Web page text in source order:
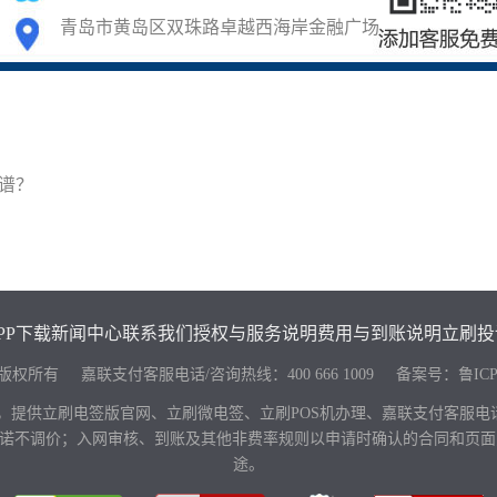
青岛市黄岛区双珠路卓越西海岸金融广场
？
下载新闻中心联系我们 授权与服务说明费用与到账说明立刷
权所有 嘉联支付客服电话/咨询热线： 400 666 1009备案号： 鲁
供立刷电签版官网、立刷微电签、立刷POS机办理、嘉联支付客服
不调价；入网审核、到账及其他非费率规则以申请时确认的合同和页
途。